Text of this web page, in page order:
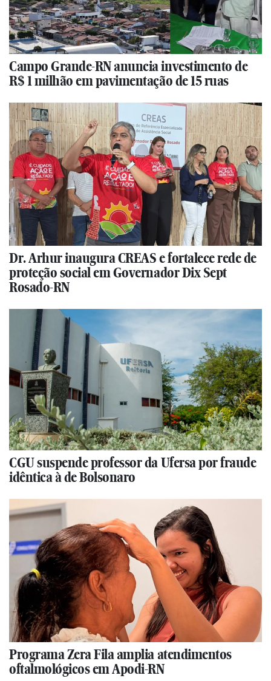
Campo Grande-RN anuncia investimento de
R$ 1 milhão em pavimentação de 15 ruas
Dr. Arhur inaugura CREAS e fortalece rede de
proteção social em Governador Dix Sept
Rosado-RN
CGU suspende professor da Ufersa por fraude
idêntica à de Bolsonaro
Programa Zera Fila amplia atendimentos
oftalmológicos em Apodi-RN